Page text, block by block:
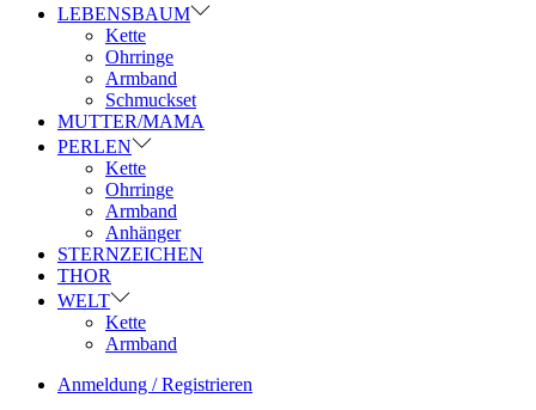
LEBENSBAUM
Kette
Ohrringe
Armband
Schmuckset
MUTTER/MAMA
PERLEN
Kette
Ohrringe
Armband
Anhänger
STERNZEICHEN
THOR
WELT
Kette
Armband
Anmeldung / Registrieren